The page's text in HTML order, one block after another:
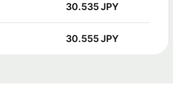
30.535 JPY
30.555 JPY